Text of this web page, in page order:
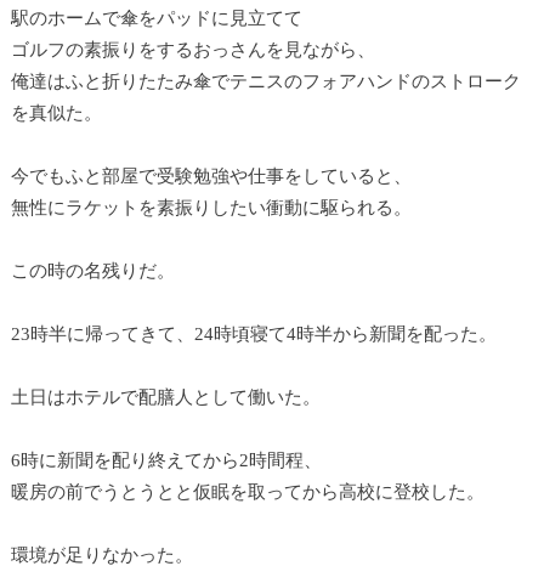
駅のホームで傘をパッドに見立てて
ゴルフの素振りをするおっさんを見ながら、
俺達はふと折りたたみ傘でテニスのフォアハンドのストローク
を真似た。
今でもふと部屋で受験勉強や仕事をしていると、
無性にラケットを素振りしたい衝動に駆られる。
この時の名残りだ。
23時半に帰ってきて、24時頃寝て4時半から新聞を配った。
土日はホテルで配膳人として働いた。
6時に新聞を配り終えてから2時間程、
暖房の前でうとうとと仮眠を取ってから高校に登校した。
環境が足りなかった。